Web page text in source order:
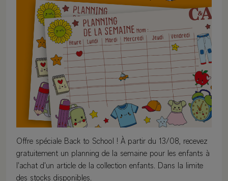
Offre spéciale Back to School ! À partir du 13/08, recevez
gratuitement un planning de la semaine pour les enfants à
l'achat d'un article de la collection enfants. Dans la limite
des stocks disponibles.